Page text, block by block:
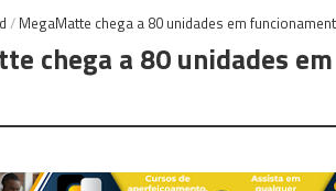
/ MegaMatte chega a 80 unidades em
chega a 80 unidades